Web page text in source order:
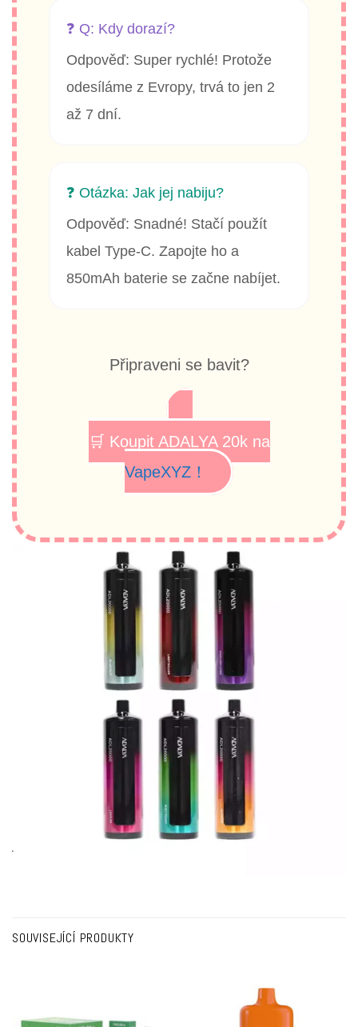
❓ Q: Kdy dorazí?
Odpověď: Super rychlé! Protože
odesíláme z Evropy, trvá to jen 2
až 7 dní.
❓ Otázka: Jak jej nabiju?
Odpověď: Snadné! Stačí použít
kabel Type-C. Zapojte ho a
850mAh baterie se začne nabíjet.
Připraveni se bavit?
🛒 Koupit ADALYA 20k na
VapeXYZ！
SOUVISEJÍCÍ PRODUKTY